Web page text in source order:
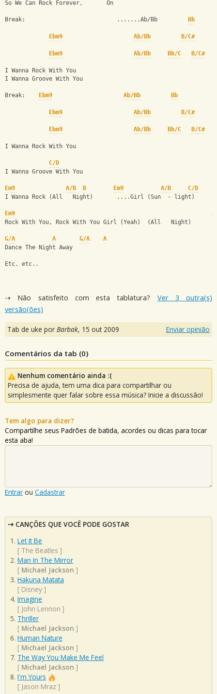
So We Can Rock Forever,       On
Break:                           .......Ab/Bb Bb
Ebm9 Ab/Bb B/C#
Ebm9 Ab/Bb Bb/C B/C#
I Wanna Rock With You
I Wanna Groove With You
Break: Ebm9 Ab/Bb Bb
Ebm9 Ab/Bb B/C#
Ebm9 Ab/Bb Bb/C B/C#
I Wanna Rock With You
C/D
I Wanna Groove With You
Em9 A/B B Em9 A/B
C/D
I Wanna Rock (All   Night)       ....Girl (Sun  - light)
Em9
Rock With You, Rock With You Girl (Yeah)  (All   Night)
G/A A G/A
A
Dance The Night Away
Etc. etc..
⇢ Não satisfeito com esta tablatura? Ver 3 outra(s)
versão(ões)
Tab de uke por Barbak, 15 out 2009 Enviar opinião
Comentários da tab (0)
Nenhum comentário ainda :(
Precisa de ajuda, tem uma dica para compartilhar ou
simplesmente quer falar sobre essa música? Inicie a discussão!
Tem algo para dizer?
Compartilhe seus Padrões de batida, acordes ou dicas para tocar
esta aba!
Entrar ou Cadastrar
CANÇÕES QUE VOCÊ PODE GOSTAR
Let It Be
[ The Beatles ]
Man In The Mirror
[ Michael Jackson ]
Hakuna Matata
[ Disney ]
Imagine
[ John Lennon ]
Thriller
[ Michael Jackson ]
Human Nature
[ Michael Jackson ]
The Way You Make Me Feel
[ Michael Jackson ]
I'm Yours
[ Jason Mraz ]